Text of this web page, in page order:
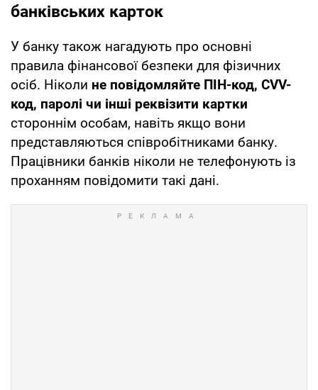
банківських карток
У банку також нагадують про основні
правила фінансової безпеки для фізичних
осіб. Ніколи не повідомляйте ПІН-код, CVV-
код, паролі чи інші реквізити картки
стороннім особам, навіть якщо вони
представляються співробітниками банку.
Працівники банків ніколи не телефонують із
проханням повідомити такі дані.